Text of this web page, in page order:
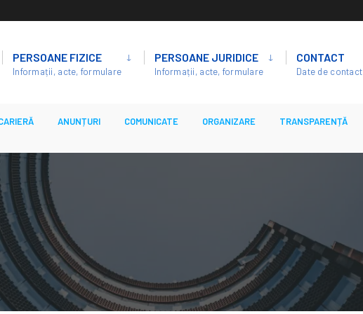
PERSOANE FIZICE
Informații, acte, formulare
PERSOANE JURIDICE
Informații, acte, formulare
CONTACT
Date de contact
ANUNȚURI COMUNICATE ORGANIZARE TRANSPARENȚĂ